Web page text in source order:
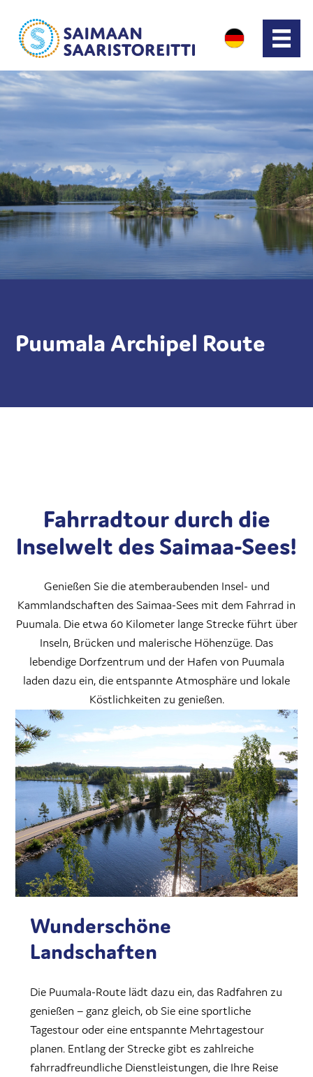
Puumala Archipel Route
Fahrradtour durch die
Inselwelt des Saimaa-Sees!
Genießen Sie die atemberaubenden Insel- und
Kammlandschaften des Saimaa-Sees mit dem Fahrrad in
Puumala. Die etwa 60 Kilometer lange Strecke führt über
Inseln, Brücken und malerische Höhenzüge. Das
lebendige Dorfzentrum und der Hafen von Puumala
laden dazu ein, die entspannte Atmosphäre und lokale
Köstlichkeiten zu genießen.
Wunderschöne
Landschaften
Die Puumala-Route lädt dazu ein, das Radfahren zu
genießen – ganz gleich, ob Sie eine sportliche
Tagestour oder eine entspannte Mehrtagestour
planen. Entlang der Strecke gibt es zahlreiche
fahrradfreundliche Dienstleistungen, die Ihre Reise